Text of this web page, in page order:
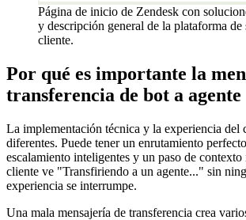
Página de inicio de Zendesk con
y descripción general de la plataforma de
cliente.
Por qué es importante la
transferencia de bot a agente
La implementación técnica y la experiencia del
diferentes. Puede tener un enrutamiento
escalamiento inteligentes y un paso de
cliente ve "Transfiriendo a un agente..." sin
experiencia se interrumpe.
Una mala mensajería de transferencia crea